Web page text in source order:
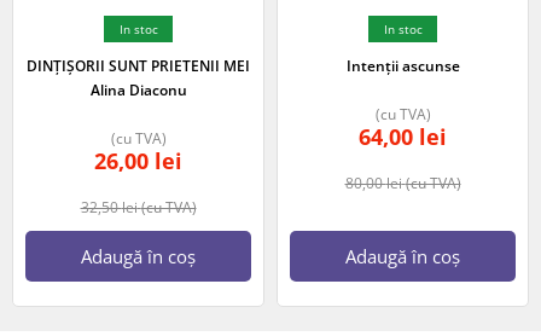
In stoc
DINȚIȘORII SUNT PRIETENII MEI
Alina Diaconu
32,50lei(cu TVA)
26,00 lei
(cu TVA)
Adaugă în coș
In stoc
Intenții ascunse
80,00lei(cu TVA)
64,00 lei
(cu TVA)
Adaugă în coș